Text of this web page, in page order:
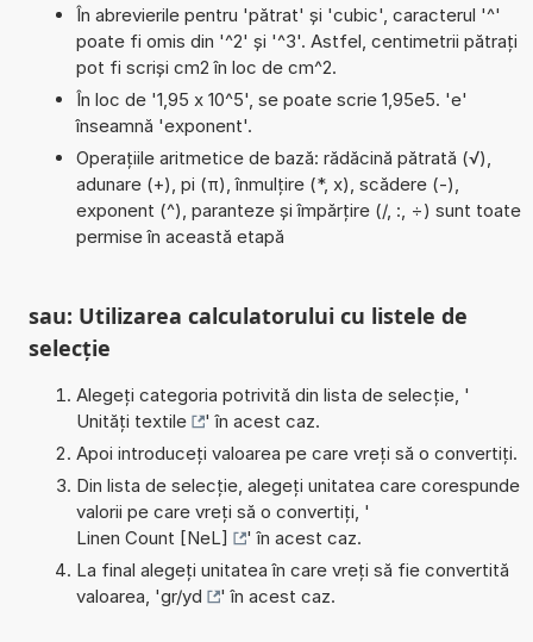
În abrevierile pentru 'pătrat' și 'cubic', caracterul '^'
poate fi omis din '^2' și '^3'. Astfel, centimetrii pătrați
pot fi scriși cm2 în loc de cm^2.
În loc de '1,95 x 10^5', se poate scrie 1,95e5. 'e'
înseamnă 'exponent'.
Operațiile aritmetice de bază: rădăcină pătrată (√),
adunare (+), pi (π), înmulțire (*, x), scădere (-),
exponent (^), paranteze și împărțire (/, :, ÷) sunt toate
permise în această etapă
sau: Utilizarea calculatorului cu listele de
selecție
Alegeți categoria potrivită din lista de selecție, '
Unități textile
' în acest caz.
Apoi introduceți valoarea pe care vreți să o convertiți.
Din lista de selecție, alegeți unitatea care corespunde
valorii pe care vreți să o convertiți, '
Linen Count [NeL]
' în acest caz.
La final alegeți unitatea în care vreți să fie convertită
valoarea, 'gr/yd ' în acest caz.